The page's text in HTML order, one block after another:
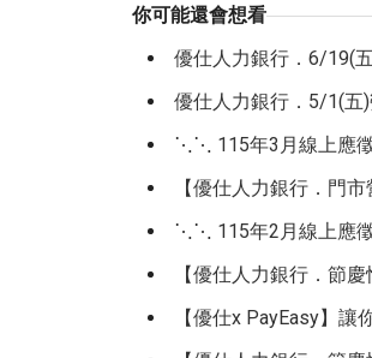
你可能還會想看
優仕人力銀行．6/19(
優仕人力銀行．5/1(
⋱⋱ 115年3月線上應
【優仕人力銀行．門
⋱⋱ 115年2月線上應
【優仕人力銀行．節
【優仕x PayEasy】